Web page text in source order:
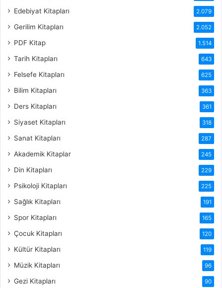
Edebiyat Kitapları 2.079
Gerilim Kitapları 2.052
PDF Kitap 1.514
Tarih Kitapları 643
Felsefe Kitapları 625
Bilim Kitapları 363
Ders Kitapları 361
Siyaset Kitapları 318
Sanat Kitapları 287
Akademik Kitaplar 245
Din Kitapları 229
Psikoloji Kitapları 225
Sağlık Kitapları 191
Spor Kitapları 165
Çocuk Kitapları 120
Kültür Kitapları 119
Müzik Kitapları 96
Gezi Kitapları 90